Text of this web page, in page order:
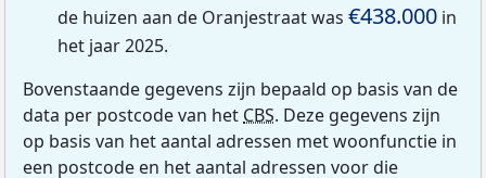
de huizen aan de Oranjestraat was €438.000 in
het jaar 2025.
Bovenstaande gegevens zijn bepaald op basis van de
data per postcode van het CBS. Deze gegevens zijn
op basis van het aantal adressen met woonfunctie in
een postcode en het aantal adressen voor die